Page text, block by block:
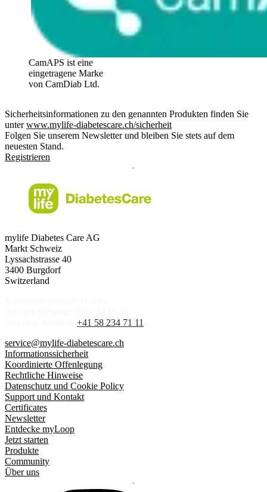
CamAPS ist eine
eingetragene Marke
von CamDiab Ltd.
Sicherheitsinformationen zu den genannten Produkten finden Sie
unterwww.mylife-diabetescare.ch/sicherheit
Folgen Sie unserem Newsletter und bleiben Sie stets auf dem
neuesten Stand.
Registrieren
mylife Diabetes Care AG
Markt Schweiz
Lyssachstrasse 40
3400 Burgdorf
Switzerland
+41 58 234 71 11
service@mylife-diabetescare.ch
Informationssicherheit
Koordinierte Offenlegung
Rechtliche Hinweise
Datenschutz und Cookie Policy
Support und Kontakt
Certificates
Newsletter
Entdecke myLoop
Jetzt starten
Produkte
Community
Über uns